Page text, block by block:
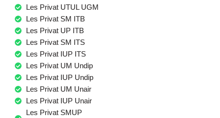
Les Privat UTUL UGM
Les Privat SM ITB
Les Privat UP ITB
Les Privat SM ITS
Les Privat IUP ITS
Les Privat UM Undip
Les Privat IUP Undip
Les Privat UM Unair
Les Privat IUP Unair
Les Privat SMUP